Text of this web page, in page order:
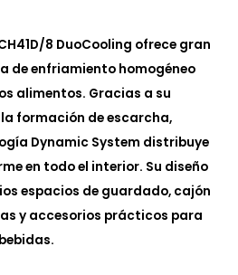
8 DuoCooling ofrece gran
de enfriamiento homogéneo
alimentos. Gracias a su
formación de escarcha,
Dynamic System distribuye
en todo el interior. Su diseño
espacios de guardado, cajón
y accesorios prácticos para